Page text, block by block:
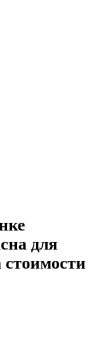
для
стоимости